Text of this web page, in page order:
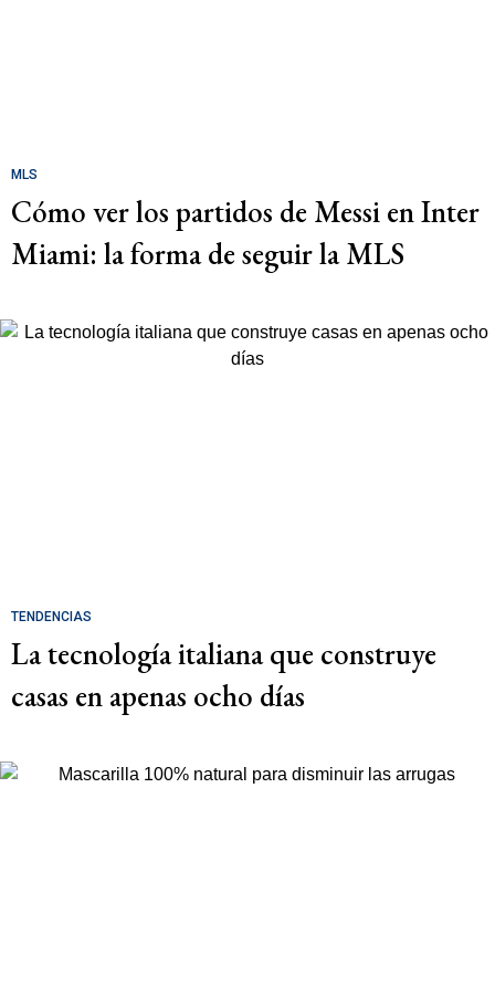
MLS
Cómo ver los partidos de Messi en Inter
Miami: la forma de seguir la MLS
TENDENCIAS
La tecnología italiana que construye
casas en apenas ocho días